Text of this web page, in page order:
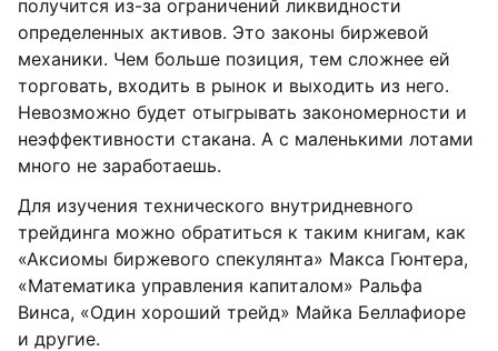
получится из-за ограничений ликвидности
определенных активов. Это законы биржевой
механики. Чем больше позиция, тем сложнее ей
торговать, входить в рынок и выходить из него.
Невозможно будет отыгрывать закономерности и
неэффективности стакана. А с маленькими лотами
много не заработаешь.
Для изучения технического внутридневного
трейдинга можно обратиться к таким книгам, как
«Аксиомы биржевого спекулянта» Макса Гюнтера,
«Математика управления капиталом» Ральфа
Винса, «Один хороший трейд» Майка Беллафиоре
и другие.